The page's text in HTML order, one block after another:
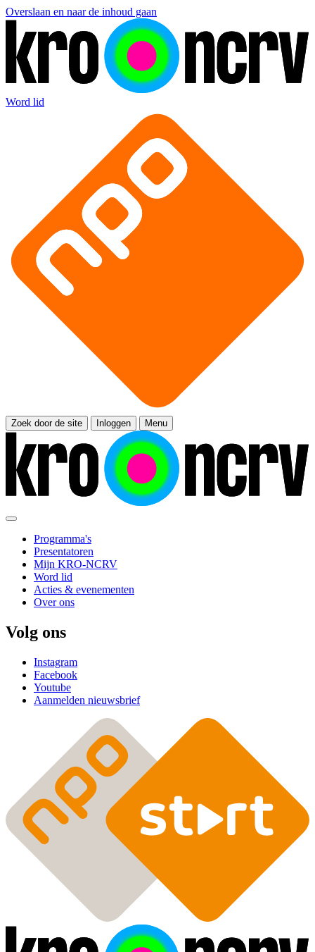
Overslaan en naar de inhoud gaan
Word lid
Zoek door de site Inloggen Menu
Programma's
Presentatoren
Mijn KRO-NCRV
Word lid
Acties & evenementen
Over ons
Volg ons
Instagram
Facebook
Youtube
Aanmelden nieuwsbrief